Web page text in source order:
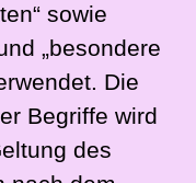
sowie
„besondere
Die
Begriffe wird
des